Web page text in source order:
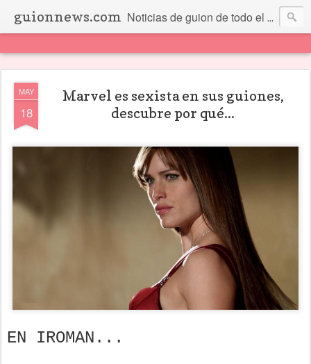
guionnews.com Noticias de guion de todo el mundo... Y más.
MAY
18
Marvel es sexista en sus guiones,
descubre por qué...
EN IROMAN...